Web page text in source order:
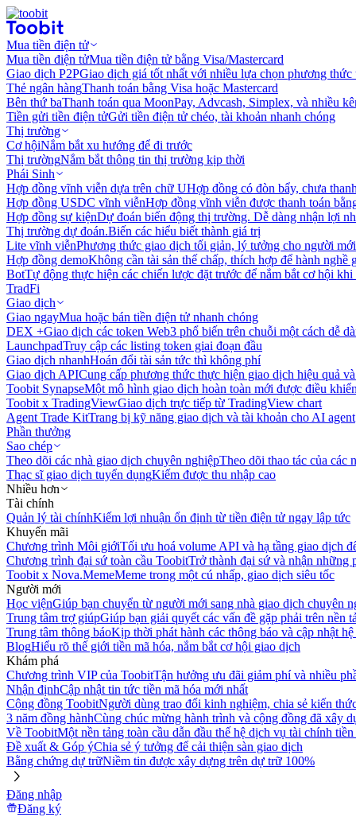
Mua tiền điện tử
Mua tiền điện tửMua tiền điện tử bằng Visa/Mastercard
Giao dịch P2PGiao dịch giá tốt nhất với nhiều lựa chọn phương thức
Thẻ ngân hàngThanh toán bằng Visa hoặc Mastercard
Bên thứ baThanh toán qua MoonPay, Advcash, Simplex, và nhiều
Tiền gửi tiền điện tửGửi tiền điện tử chéo, tài khoản nhanh chóng
Thị trường
Cơ hộiNắm bắt xu hướng để đi trước
Thị trườngNắm bắt thông tin thị trường kịp thời
Phái Sinh
Hợp đồng vĩnh viễn dựa trên chữ UHợp đồng có đòn bẩy, chưa
Hợp đồng USDC vĩnh viễnHợp đồng vĩnh viễn được thanh toán
Hợp đồng sự kiệnDự đoán biến động thị trường. Dễ dàng nhận lợi
Thị trường dự đoán.Biến các hiểu biết thành giá trị
Lite vĩnh viễnPhương thức giao dịch tối giản, lý tưởng cho người
Hợp đồng demoKhông cần tài sản thế chấp, thích hợp để hành nghề
BotTự động thực hiện các chiến lược đặt trước để nắm bắt cơ hội
TradFi
Giao dịch
Giao ngayMua hoặc bán tiền điện tử nhanh chóng
DEX +Giao dịch các token Web3 phổ biến trên chuỗi một cách dễ
LaunchpadTruy cập các listing token giai đoạn đầu
Giao dịch nhanhHoán đổi tài sản tức thì không phí
Giao dịch APICung cấp phương thức thực hiện giao dịch hiệu quả
Toobit SynapseMột mô hình giao dịch hoàn toàn mới được điều
Toobit x TradingViewGiao dịch trực tiếp từ TradingView chart
Agent Trade KitTrang bị kỹ năng giao dịch và tài khoản cho AI agent
Phần thưởng
Sao chép
Theo dõi các nhà giao dịch chuyên nghiệpTheo dõi thao tác của các
Thạc sĩ giao dịch tuyển dụngKiếm được thu nhập cao
Nhiều hơn
Tài chính
Quản lý tài chínhKiếm lợi nhuận ổn định từ tiền điện tử ngay lập tức
Khuyến mãi
Chương trình Môi giớiTối ưu hoá volume API và hạ tầng giao dịch
Chương trình đại sứ toàn cầu ToobitTrở thành đại sứ và nhận những
Toobit x Nova.MemeMeme trong một cú nhấp, giao dịch siêu tốc
Người mới
Học việnGiúp bạn chuyển từ người mới sang nhà giao dịch chuyên
Trung tâm trợ giúpGiúp bạn giải quyết các vấn đề gặp phải trên nền
Trung tâm thông báoKịp thời phát hành các thông báo và cập nhật
BlogHiểu rõ thế giới tiền mã hóa, nắm bắt cơ hội giao dịch
Khám phá
Chương trình VIP của ToobitTận hưởng ưu đãi giảm phí và nhiều
Nhận địnhCập nhật tin tức tiền mã hóa mới nhất
Cộng đồng ToobitNgười dùng trao đổi kinh nghiệm, chia sẻ kiến
3 năm đồng hànhCùng chúc mừng hành trình và cộng đồng đã xây
Về ToobitMột nền tảng toàn cầu dẫn đầu thế hệ dịch vụ tài chính
Đề xuất & Góp ýChia sẻ ý tưởng để cải thiện sàn giao dịch
Bằng chứng dự trữNiềm tin được xây dựng trên dự trữ 100%
Đăng nhập
Đăng ký